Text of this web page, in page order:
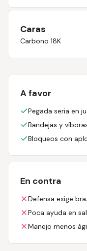
Caras
Carbono 18K
A favor
Pegada seria en
Bandejas y
Bloqueos con
En contra
Defensa exige
Poca ayuda en
Manejo menos